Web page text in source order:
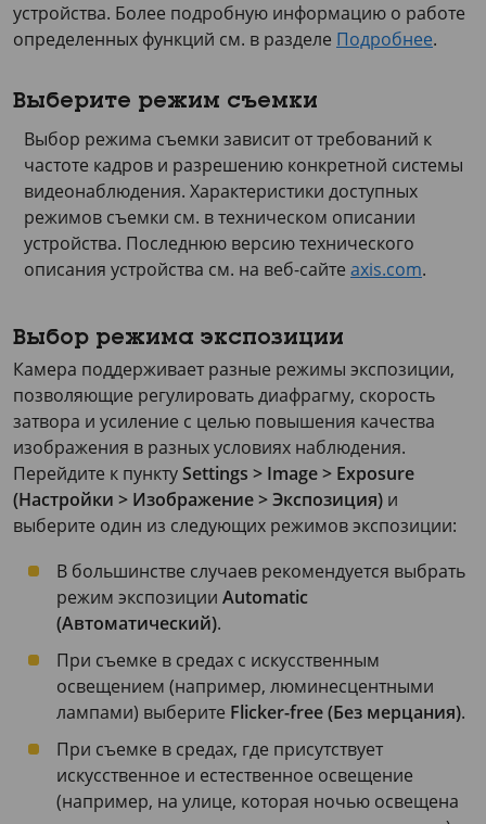
устройства. Более подробную информацию о работе
определенных функций см. в разделе Подробнее.
Выберите режим съемки
Выбор режима съемки зависит от требований к
частоте кадров и разрешению конкретной системы
видеонаблюдения. Характеристики доступных
режимов съемки см. в техническом описании
устройства. Последнюю версию технического
описания устройства см. на веб-сайте axis.com.
Выбор режима экспозиции
Камера поддерживает разные режимы экспозиции,
позволяющие регулировать диафрагму, скорость
затвора и усиление с целью повышения качества
изображения в разных условиях наблюдения.
Перейдите к пунктуSettings > Image > Exposure
(Настройки > Изображение > Экспозиция) и
выберите один из следующих режимов экспозиции:
В большинстве случаев рекомендуется выбрать
режим экспозиции Automatic
(Автоматический).
При съемке в средах с искусственным
освещением (например, люминесцентными
лампами) выберите Flicker-free (Без мерцания).
При съемке в средах, где присутствует
искусственное и естественное освещение
(например, на улице, которая ночью освещена